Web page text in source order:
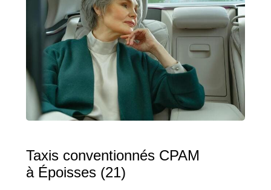
Taxis conventionnés CPAM
à Époisses (21)